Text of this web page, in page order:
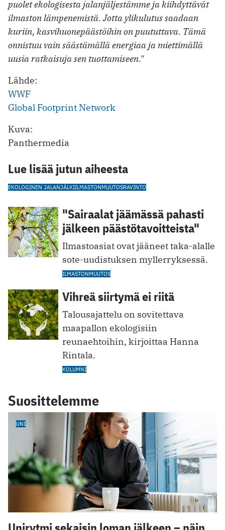
puolet ekologisesta jalanjäljestämme ja kiihdyttävät
ilmaston lämpenemistä. Jotta ylikulutus saadaan
kuriin, kasvihuonepäästöihin on puututtava. Tämä
onnistuu vain säästämällä energiaa ja miettimällä
uusia ratkaisuja sen tuottamiseen."
Lähde:
WWF
Global Footprint Network
Kuva:
Panthermedia
Lue lisää jutun aiheesta
EKOLOGINEN JALANJÄLKIILMASTONMUUTOSRAVINTO
"Sairaalat jäämässä pahasti
jälkeen päästötavoitteista"
Ilmastoasiat ovat jääneet taka-alalle
sote-uudistuksen myllerryksessä.
ILMASTONMUUTOS
Vihreä siirtymä ei riitä
Talousajattelu on sovitettava
maapallon ekologisiin
reunaehtoihin, kirjoittaa Hanna
Rintala.
KOLUMNI
Suosittelemme
UNI